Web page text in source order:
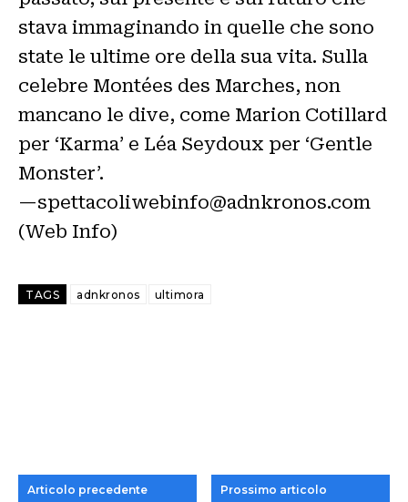
stava immaginando in quelle che sono
state le ultime ore della sua vita. Sulla
celebre Montées des Marches, non
mancano le dive, come Marion Cotillard
per ‘Karma’ e Léa Seydoux per ‘Gentle
Monster’.
—spettacoliwebinfo@adnkronos.com
(Web Info)
TAGS adnkronos ultimora
Articolo precedente Prossimo articolo